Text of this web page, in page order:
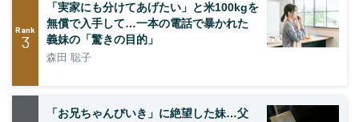
Rank
3
「実家にも分けてあげたい」と米100kgを
無償で入手して…一本の電話で暴かれた
義妹の「驚きの目的」
森田 聡子
「お兄ちゃんびいき」に絶望した妹…父